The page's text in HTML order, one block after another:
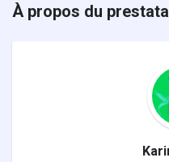
À propos du